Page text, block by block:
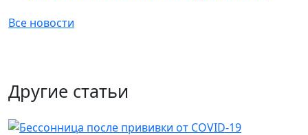
Все новости
Другие статьи